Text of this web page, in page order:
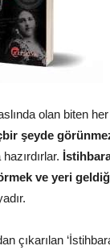
olan biten
şeyde
ve yeri
çıkarılan